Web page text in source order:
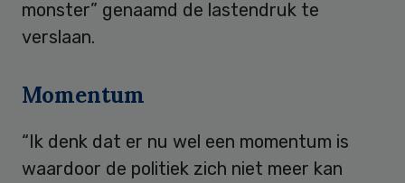
monster” genaamd de lastendruk te
verslaan.
Momentum
“Ik denk dat er nu wel een momentum is
waardoor de politiek zich niet meer kan